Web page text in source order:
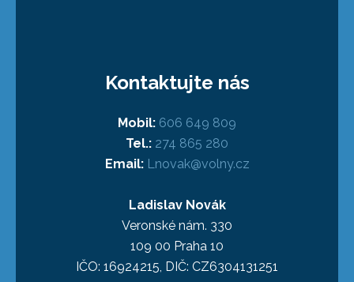
Kontaktujte nás
Mobil: 606 649 809
Tel.: 274 865 280
Email: Lnovak@volny.cz
Ladislav Novák
Veronské nám. 330
109 00 Praha 10
IČO: 16924215, DIČ: CZ6304131251